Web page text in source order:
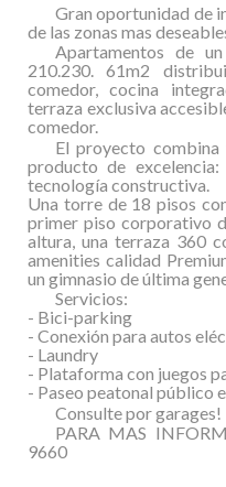
Gran oportunidad de
de las zonas mas
Apartamentos de
210.230. 61m2
comedor, cocina
terraza exclusiva
comedor.
El proyecto combina
producto de
tecnología constructiva.
Una torre de 18 pisos
primer piso corporativo
altura, una terraza 360
amenities calidad
un gimnasio de última
Servicios:
- Bici-parking
- Conexión para autos
- Laundry
- Plataforma con juegos
- Paseo peatonal público
Consulte por garages!
PARA MAS
9660